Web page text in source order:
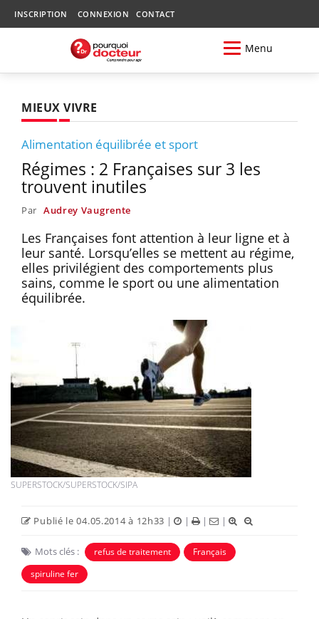
INSCRIPTION CONNEXION CONTACT
Menu
MIEUX VIVRE
Alimentation équilibrée et sport
Régimes : 2 Françaises sur 3 les
trouvent inutiles
Par Audrey Vaugrente
Les Françaises font attention à leur ligne et à
leur santé. Lorsqu’elles se mettent au régime,
elles privilégient des comportements plus
sains, comme le sport ou une alimentation
équilibrée.
SUPERSTOCK/SUPERSTOCK/SIPA
Publié le 04.05.2014 à 12h33 | | | |
Mots clés : refus de traitement
Français
spiruline fer